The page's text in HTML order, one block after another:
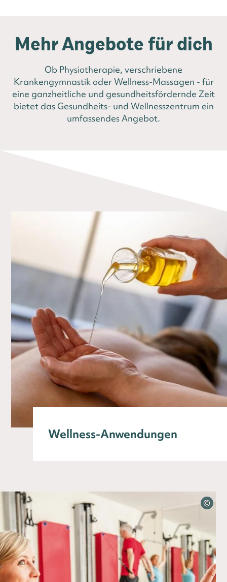
Mehr Angebote für dich
Ob Physiotherapie, verschriebene
Krankengymnastik oder Wellness-Massagen - für
eine ganzheitliche und gesundheitsfördernde Zeit
bietet das Gesundheits- und Wellnesszentrum ein
umfassendes Angebot.
Wellness-Anwendungen
©